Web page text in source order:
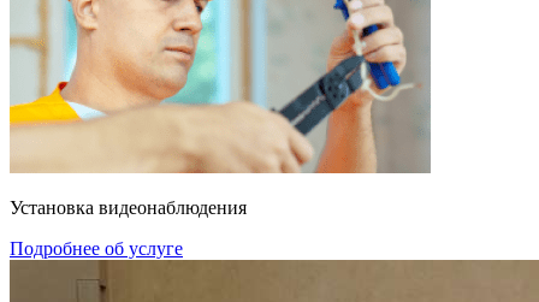
Установка видеонаблюдения
Подробнее об услуге